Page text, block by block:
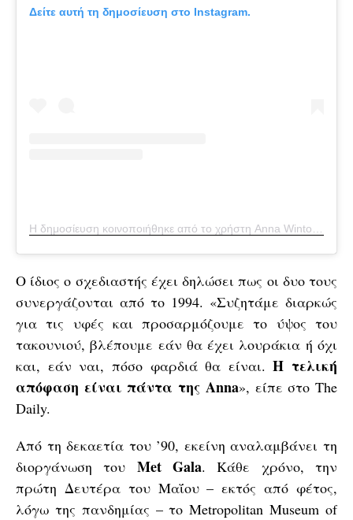
Δείτε αυτή τη δημοσίευση στο Instagram.
Ο ίδιος ο σχεδιαστής έχει δηλώσει πως οι δυο τους
συνεργάζονται από το 1994. «Συζητάμε διαρκώς
για τις υφές και προσαρμόζουμε το ύψος του
τακουνιού, βλέπουμε εάν θα έχει λουράκια ή όχι
και, εάν ναι, πόσο φαρδιά θα είναι.Η τελική
απόφαση είναι πάντα της Anna», είπε στο The
Daily.
Από τη δεκαετία του ’90, εκείνη αναλαμβάνει τη
διοργάνωση του Met Gala. Κάθε χρόνο, την
πρώτη Δευτέρα του Μαΐου – εκτός από φέτος,
λόγω της πανδημίας – το Metropolitan Museum of